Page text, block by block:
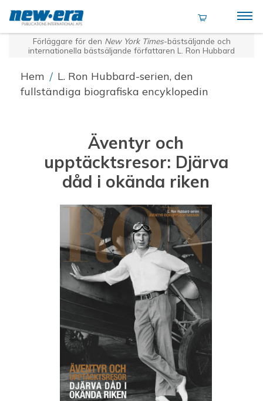
Förläggare för den New York Times-bästsäljande och
internationella bästsäljande författaren L. Ron Hubbard
Hem / L. Ron Hubbard-serien, den
fullständiga biografiska encyklopedin
Äventyr och
upptäcktsresor: Djärva
dåd i okända riken